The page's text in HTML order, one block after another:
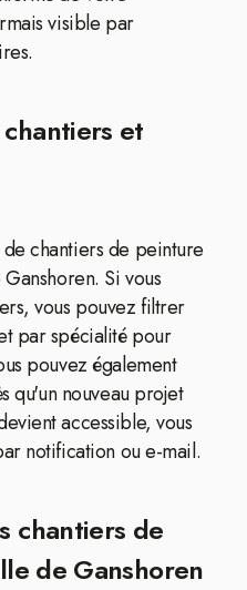
visible par
et
chantiers de peinture
Si vous
vous pouvez filtrer
par spécialité pour
pouvez également
qu'un nouveau projet
accessible, vous
notification ou e-mail.
chantiers de
de Ganshoren